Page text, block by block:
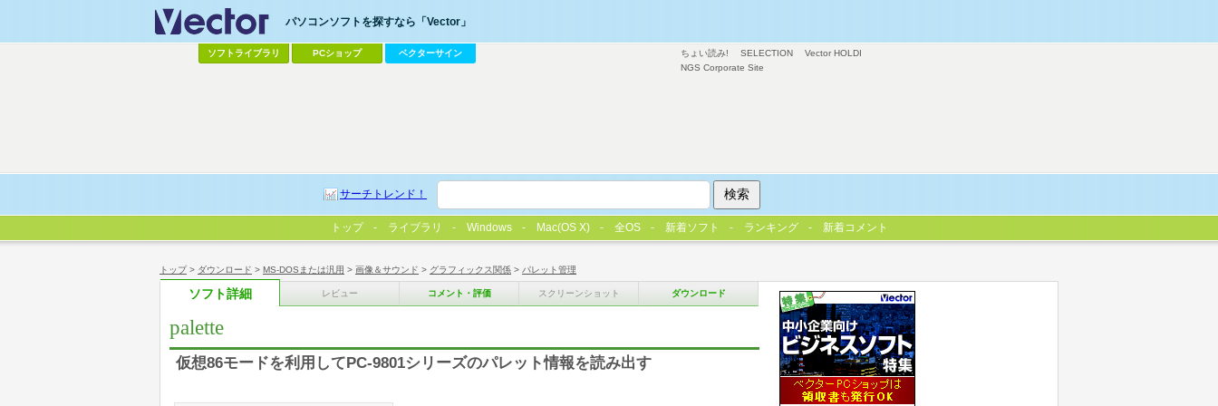
トップ> ダウンロード > MS-DOSまたは汎用 > 画像＆サウンド > グラフィックス関係 > パレット管理
ソフト詳細 レビュー コメント・評価 スクリーンショット ダウンロード
palette
仮想86モードを利用してPC-9801シリーズのパレット情報を読み出す
ちょい読み! SELECTION
Vector HOLDI
NGS Corporate Site
パソコンソフトを探すなら「Vector」
ソフトライブラリ PCショップ ベクターサイン
サーチトレンド！
トップ ライブラリ Windows Mac(OS X) 全OS 新着ソフト ランキング 新着コメント